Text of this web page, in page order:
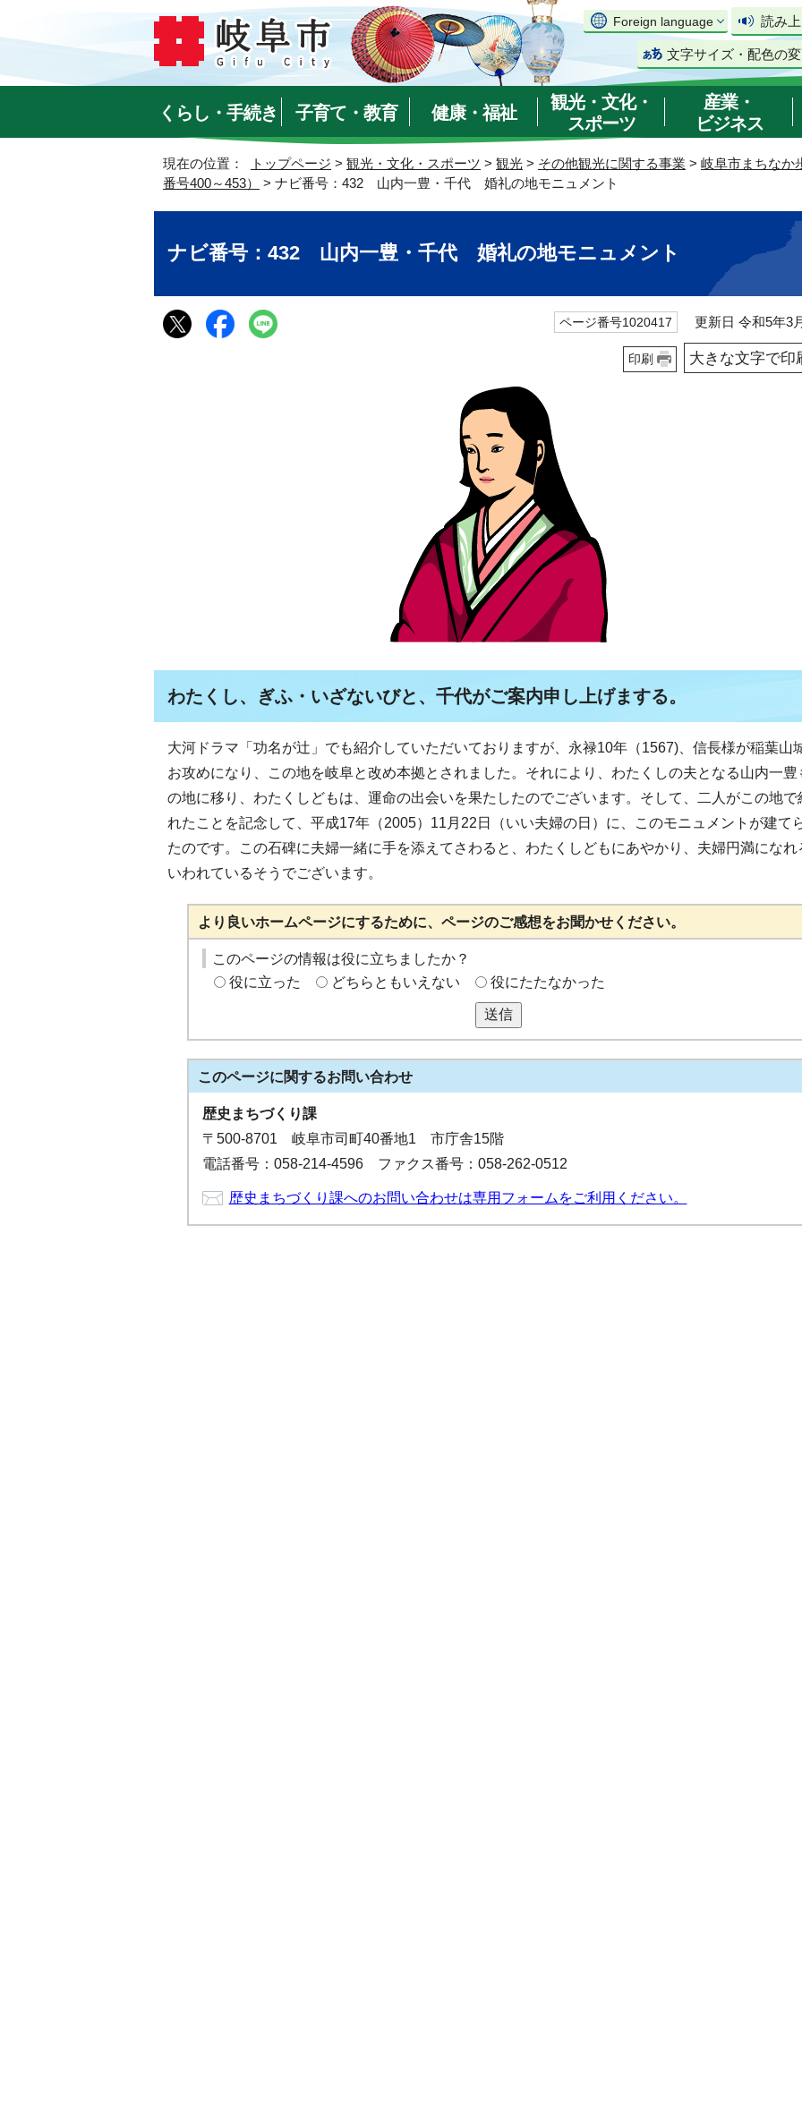
Foreign language 読み
文字サイズ・配色の
くらし・手続き 子育て・教育 健康・福祉
観光・文化・
スポーツ
産業・
ビジネス
現在の位置： トップページ > 観光・文化・スポーツ > 観光 > その他観光に関する事業 > 岐阜市まちなか
番号400～453）
> ナビ番号：432 山内一豊・千代 婚礼の地モニュメント
ナビ番号：432 山内一豊・千代 婚礼の地モニュメント
ページ番号1020417 更新日 令和5年3
印刷 大きな文字で印
わたくし、ぎふ・いざないびと、千代がご案内申し上げまする。
大河ドラマ「功名が辻」でも紹介していただいておりますが、永禄10年（1567)、信長様が稲葉山
お攻めになり、この地を岐阜と改め本拠とされました。それにより、わたくしの夫となる山内一豊
の地に移り、わたくしどもは、運命の出会いを果たしたのでございます。そして、二人がこの地で
れたことを記念して、平成17年（2005）11月22日（いい夫婦の日）に、このモニュメントが建て
たのです。この石碑に夫婦一緒に手を添えてさわると、わたくしどもにあやかり、夫婦円満になれ
いわれているそうでございます。
より良いホームページにするために、ページのご感想をお聞かせください。
このページの情報は役に立ちましたか？
役に立った
どちらともいえない 役にたたなかった
送信
このページに関するお問い合わせ
歴史まちづくり課
〒500-8701 岐阜市司町40番地1 市庁舎15階
電話番号：058-214-4596 ファクス番号：058-262-0512
歴史まちづくり課へのお問い合わせは専用フォームをご利用ください。